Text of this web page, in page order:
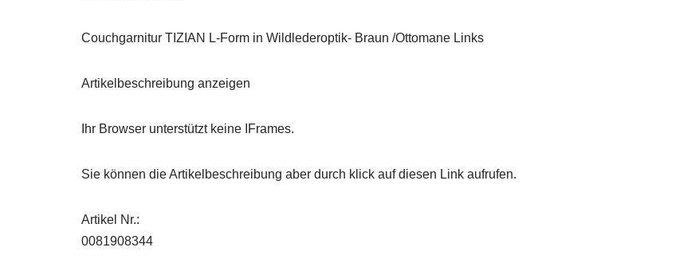
Couchgarnitur TIZIAN L-Form in Wildlederoptik- Braun /Ottomane Links
Artikelbeschreibung anzeigen
Ihr Browser unterstützt keine IFrames.
Sie können die Artikelbeschreibung aber durch klick auf diesen Link aufrufen.
Artikel Nr.:
0081908344